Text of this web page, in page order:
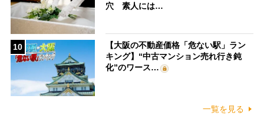
穴 素人には…
10
【大阪の不動産価格「危ない駅」ラン
キング】“中古マンション売れ行き鈍
化”のワース…
一覧を見る